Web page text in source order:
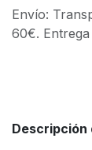
Envío:
60€.
Descripción